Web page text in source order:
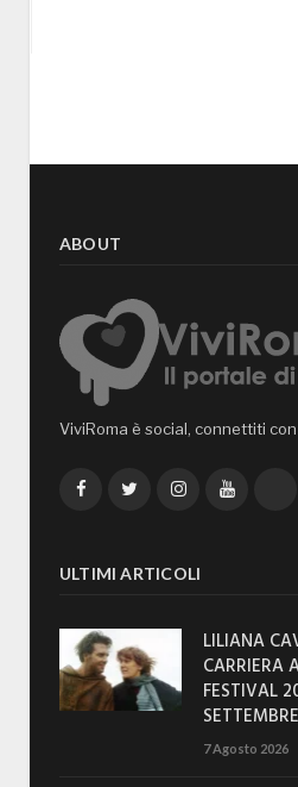
ABOUT
ViviRoma è social, connettiti con
FacebookTwitterInstagramYouTube
ULTIMI ARTICOLI
LILIANA
CARRIERA
FESTIVAL
7 Agosto 2026